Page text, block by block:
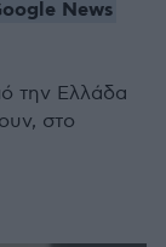
News
την Ελλάδα
στο